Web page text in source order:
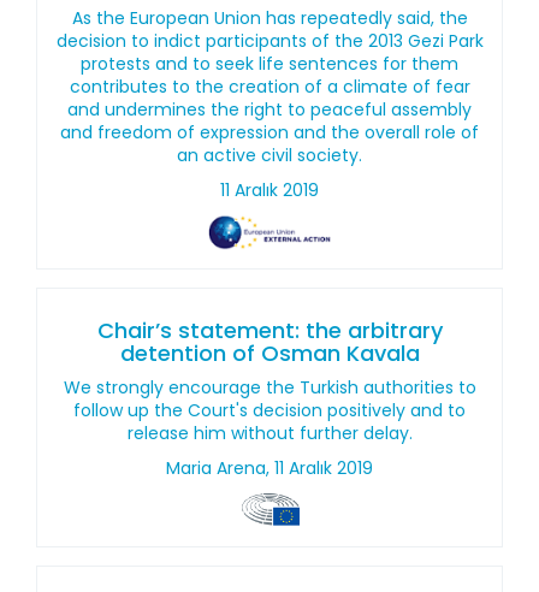
As the European Union has repeatedly said, the
decision to indict participants of the 2013 Gezi Park
protests and to seek life sentences for them
contributes to the creation of a climate of fear
and undermines the right to peaceful assembly
and freedom of expression and the overall role of
an active civil society.
11 Aralık 2019
Chair’s statement: the arbitrary
detention of Osman Kavala
We strongly encourage the Turkish authorities to
follow up the Court's decision positively and to
release him without further delay.
Maria Arena, 11 Aralık 2019